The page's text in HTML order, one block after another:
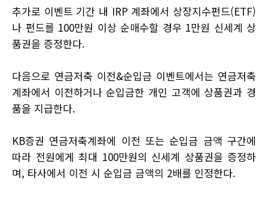
추가로 이벤트 기간 내 IRP 계좌에서 상장지수펀드(ETF)
나 펀드를 100만원 이상 순매수할 경우 1만원 신세계 상
품권을 증정한다.
다음으로 연금저축 이전&순입금 이벤트에서는 연금저축
계좌에서 이전하거나 순입금한 개인 고객에 상품권과 경
품을 지급한다.
KB증권 연금저축계좌에 이전 또는 순입금 금액 구간에
따라 전원에게 최대 100만원의 신세계 상품권을 증정하
며, 타사에서 이전 시 순입금 금액의 2배를 인정한다.